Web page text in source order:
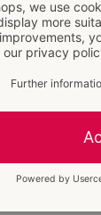
резинка
всей
с